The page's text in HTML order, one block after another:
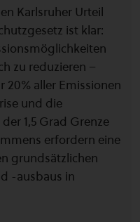
Karlsruher Urteil
ist klar:
zu reduzieren –
20% aller Emissionen
und die
1,5 Grad Grenze
erfordern eine
grundsätzlichen
-ausbaus in